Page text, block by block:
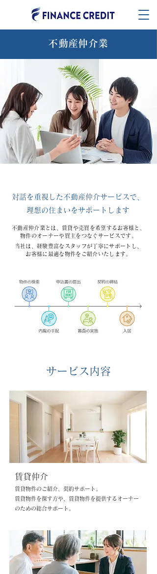
不動産仲介業
対話を重視した不動産仲介サービスで、
理想の住まいをサポートします
不動産仲介業とは、賃貸や売買を希望するお客様と、
物件のオーナーや買主をつなぐサービスです。
当社は、経験豊富なスタッフが丁寧にサポートし、
お客様に最適な物件をご紹介いたします。
サービス内容
賃貸仲介
賃貸物件のご紹介、契約サポート。
賃貸物件を探す方や、賃貸物件を提供するオーナー
のための総合サポート。